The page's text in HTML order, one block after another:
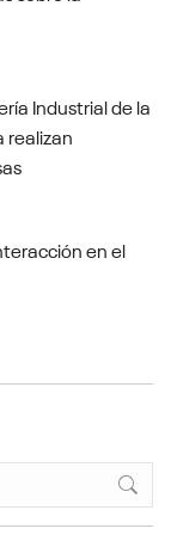
Industrial de la
realizan
en el